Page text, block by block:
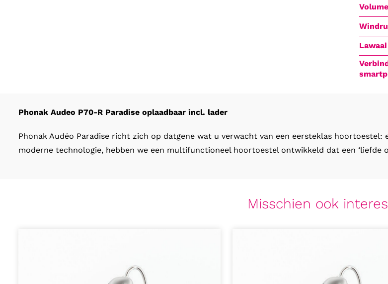
Phonak Audeo P70-R Paradise oplaadbaar incl. lader
Phonak Audéo Paradise richt zich op datgene wat u verwacht van een eersteklas
moderne technologie, hebben we een multifunctioneel hoortoestel ontwikkeld dat een ‘liefde
Misschien ook